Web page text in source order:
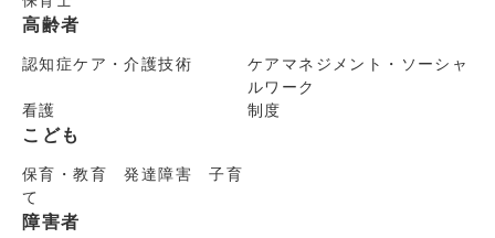
高齢者
認知症ケア・介護技術
ケアマネジメント・ソーシャ
ルワーク
看護
制度
こども
保育・教育 発達障害 子育
て
障害者